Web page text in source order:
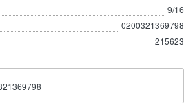
9/16
0200321369798
215623